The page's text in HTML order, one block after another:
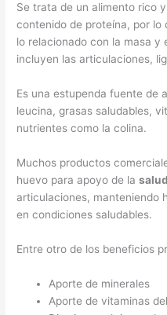
Se trata de un alimento rico
contenido de proteína, por
lo relacionado con la masa y
incluyen las articulaciones,
Es una estupenda fuente de
leucina, grasas saludables,
nutrientes como la colina.
Muchos productos
huevo para apoyo de la
articulaciones, manteniendo
en condiciones saludables.
Entre otro de los beneficios
Aporte de minerales
Aporte de vitaminas